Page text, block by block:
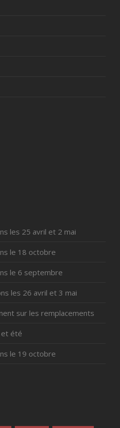
les 25 avril et 2 mai
le 18 octobre
le 6 septembre
les 26 avril et 3 mai
sur les remplacements
et été
le 19 octobre